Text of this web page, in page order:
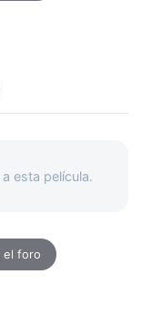
esta película.
el foro